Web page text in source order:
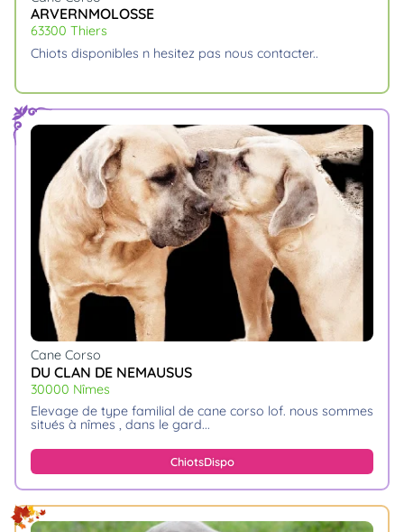
ARVERNMOLOSSE
63300 Thiers
chiots disponibles n hesitez pas nous contacter
Cane Corso
DU CLAN DE NEMAUSUS
30000 Nîmes
elevage de type familial de cane corso lof. nous sommes
situés à nîmes , dans le gard.
ChiotsDispo